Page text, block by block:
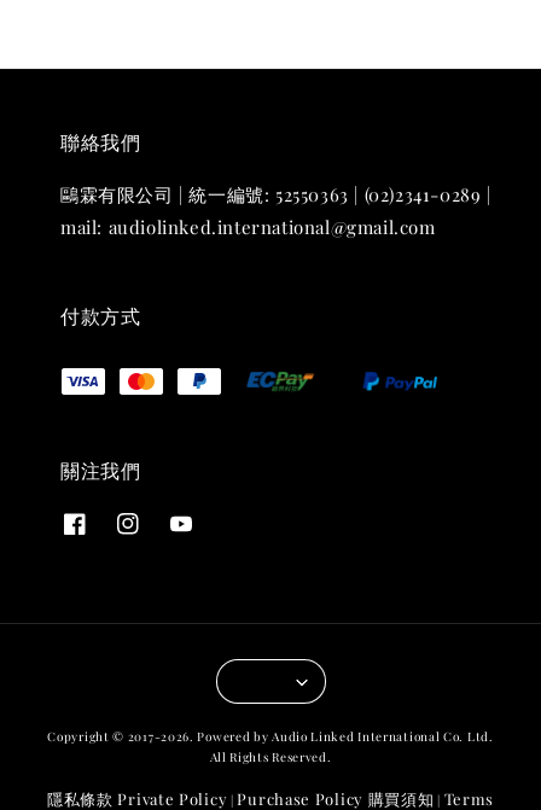
聯絡我們
鷗霖有限公司 | 統一編號: 52550363 | (02)2341-0289 |
mail: audiolinked.international@gmail.com
付款方式
關注我們
Copyright © 2017-2026. Powered by Audio Linked International Co. Ltd.
All Rights Reserved.
隱私條款 Private Policy |Purchase Policy 購買須知 | Terms